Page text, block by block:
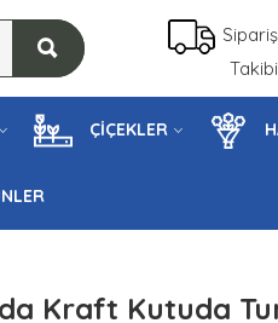
Sipariş
Takibi
ÇİÇEKLER
da Kraft Kutuda